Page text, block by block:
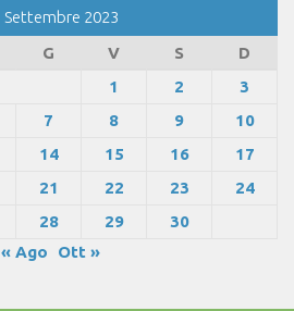
Settembre 2023
G V S
D
1
2
3
7 8 9
10
14 15 16
17
21 22 23
24
28 29
30
« Ago
Ott »